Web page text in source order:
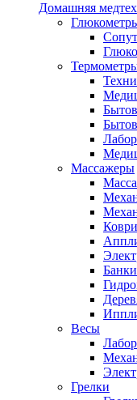
Домашняя
Массажеры
Весы
Грелки